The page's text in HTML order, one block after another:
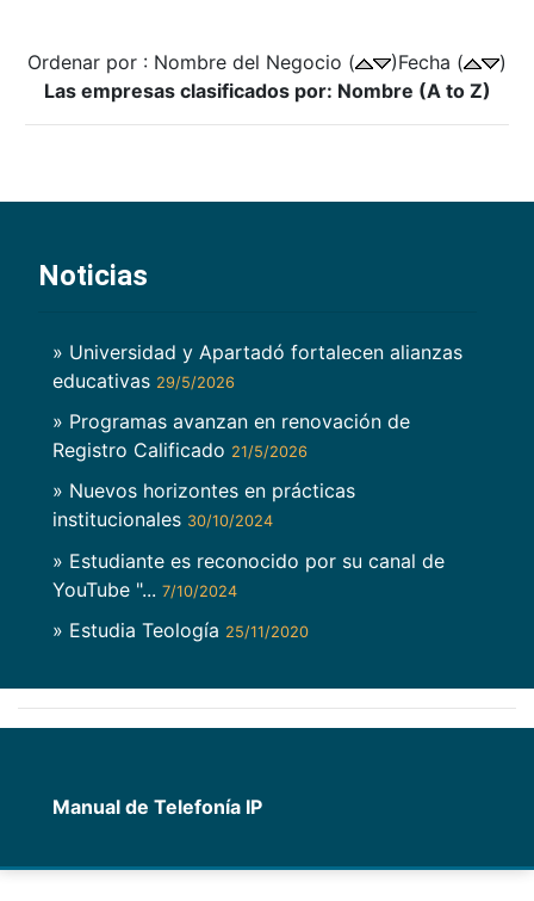
Ordenar por : Nombre del Negocio ( )Fecha (
)
Las empresas clasificados por: Nombre (A to Z)
Noticias
» Universidad y Apartadó fortalecen alianzas
educativas 29/5/2026
» Programas avanzan en renovación de
Registro Calificado 21/5/2026
» Nuevos horizontes en prácticas
institucionales 30/10/2024
» Estudiante es reconocido por su canal de
YouTube "... 7/10/2024
» Estudia Teología 25/11/2020
Manual de Telefonía IP